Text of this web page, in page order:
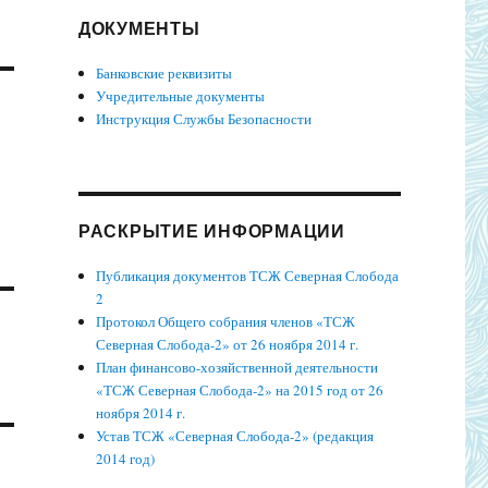
ДОКУМЕНТЫ
Банковские реквизиты
Учредительные документы
Инструкция Службы Безопасности
РАСКРЫТИЕ ИНФОРМАЦИИ
Публикация документов ТСЖ Северная Слобода
2
Протокол Общего собрания членов «ТСЖ
Северная Слобода-2» от 26 ноября 2014 г.
План финансово-хозяйственной деятельности
«ТСЖ Северная Слобода-2» на 2015 год от 26
ноября 2014 г.
Устав ТСЖ «Северная Слобода-2» (редакция
2014 год)